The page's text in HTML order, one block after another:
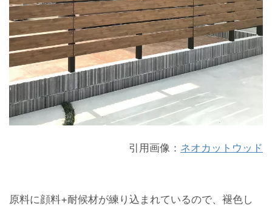
引用画像： ネオカットウッド
原料に顔料+耐候材が練り込まれているので、褪色し